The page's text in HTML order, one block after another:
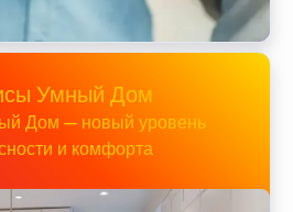
Умный Дом
Дом — новый уровень
и комфорта